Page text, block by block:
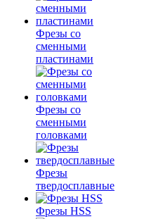
Фрезы со
сменными
пластинами
Фрезы со
сменными
головками
Фрезы
твердосплавные
Фрезы HSS